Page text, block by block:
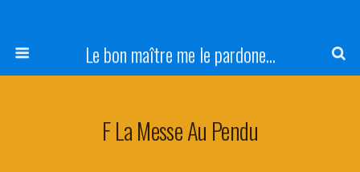
Le bon maître me le pardone...
F La Messe Au Pendu